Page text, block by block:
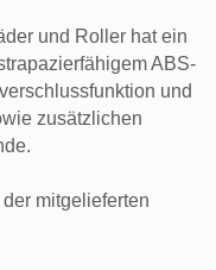
und Roller hat ein
ABS-
und
zusätzlichen
mitgelieferten